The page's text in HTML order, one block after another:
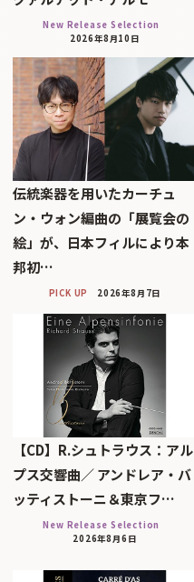
New Release Selection
2026年8月10日
伝統楽器を用いたカーチュ
ン・ウォン編曲の「展覧会の
絵」が、日本フィルにより本
邦初…
PICK UP 2026年8月7日
【CD】R.シュトラウス：アル
プス交響曲／ アンドレア・バ
ッティストーニ＆東京フ…
New Release Selection
2026年8月6日